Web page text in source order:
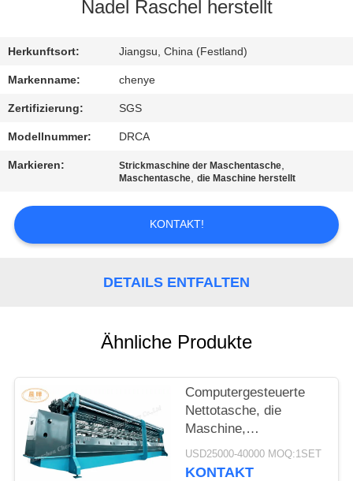
SIE
UNS
FORDERN
SIE
ZITAT
Nadel Raschel herstellt
Herkunftsort: Jiangsu, China (Festland)
Markenname: chenye
Zertifizierung: SGS
Modellnummer: DRCA
Markieren: Strickmaschine der Maschentasche,
Maschentasche,die Maschine herstellt
KONTAKT!
DETAILS ENTFALTEN
Ähnliche Produkte
Computergesteuerte
Nettotasche, die
Maschine,
Gemüse/Früchte
verpacken
USD25000-40000 MOQ:1SET
KONTAKT